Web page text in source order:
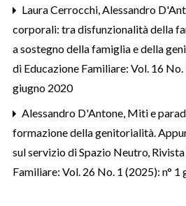
Laura Cerrocchi, Alessandro
corporali: tra disfunzionalità della
a sostegno della famiglia e della
di Educazione Familiare: Vol. 16 No.
giugno 2020
Alessandro D'Antone, Miti e
formazione della genitorialità.
sul servizio di Spazio Neutro,
Familiare: Vol. 26 No. 1 (2025): n°